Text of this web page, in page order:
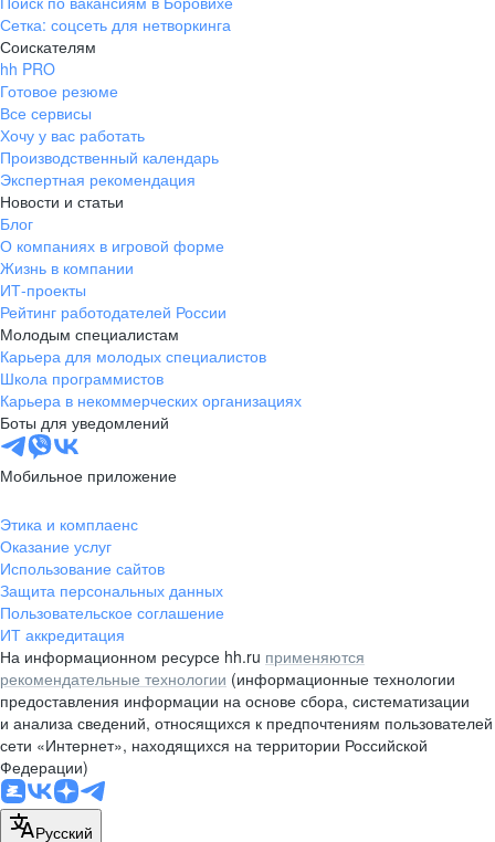
Сетка: соцсеть для нетворкинга
Соискателям
hh PRO
Готовое резюме
Все сервисы
Хочу у вас работать
Производственный календарь
Экспертная рекомендация
Новости и статьи
Блог
О компаниях в игровой форме
Жизнь в компании
ИТ-проекты
Рейтинг работодателей России
Молодым специалистам
Карьера для молодых специалистов
Школа программистов
Карьера в некоммерческих организациях
Боты для уведомлений
Мобильное приложение
Этика и комплаенс
Оказание услуг
Использование сайтов
Защита персональных данных
Пользовательское соглашение
ИТ аккредитация
На информационном ресурсе hh.ru применяются
рекомендательные технологии (информационные технологии
предоставления информации на основе сбора, систематизации
и анализа сведений, относящихся к предпочтениям пользователей
сети «Интернет», находящихся на территории Российской
Федерации)
Русский